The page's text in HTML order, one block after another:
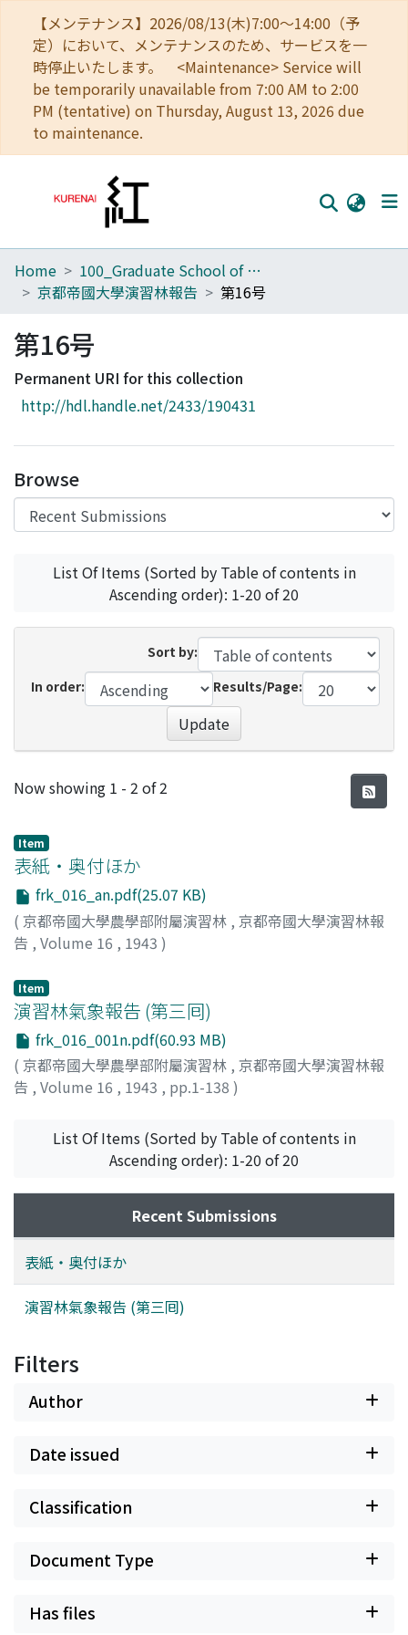
【メンテナンス】2026/08/13(木)7:00～14:00（予
定）において、メンテナンスのため、サービスを一
時停止いたします。 <Maintenance> Service will
be temporarily unavailable from 7:00 AM to 2:00
PM (tentative) on Thursday, August 13, 2026 due
to maintenance.
Home
Browse
Download Ranking
Access Statistics
Home
100_Graduate School of Agriculture
京都帝國大學演習林報告
第16号
第16号
Permanent URI for this collection
http://hdl.handle.net/2433/190431
Browse
List Of Items (Sorted by Table of contents in
Ascending order): 1-20 of 20
Sort by:
In order:
Results/Page:
Update
Recent Submissions
Now showing 1 - 2 of 2
Item
表紙・奥付ほか
frk_016_an.pdf(25.07 KB)
( 京都帝國大學農學部附屬演習林 , 京都帝國大學演習林報
告 , Volume 16 , 1943 )
Item
演習林氣象報告 (第三囘)
frk_016_001n.pdf(60.93 MB)
( 京都帝國大學農學部附屬演習林 , 京都帝國大學演習林報
告 , Volume 16 , 1943 , pp.1-138 )
List Of Items (Sorted by Table of contents in
Ascending order): 1-20 of 20
Recent Submissions
表紙・奥付ほか
演習林氣象報告 (第三囘)
Filters
Author
Date issued
Classification
Document Type
Has files